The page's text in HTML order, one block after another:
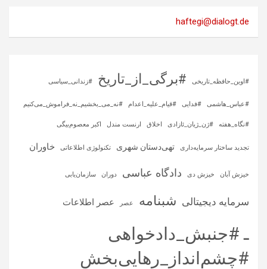
haftegi@dialogt.de
#اوین_حافظه_تاریخی #برگی_از_تاریخ #زندانی_سیاسی
#عباس_هاشمی #فدایی #قیام_علیه_اعدام #نه_می_بخشیم_نه_فراموش_می‌کنیم
#نگاه_هفته #ژن_ژیان_ئازادی اخلاق ارنست مندل اکبر معصوم‌بیگی
تجدید ساختار سرمایه‌داری تهی‌دستان شهری تکنولوژی اطلاعاتی خاوران
خیزش آبان خیزش دی دادگاه عباسی دوران سازمان‌یابی
سرمایه‌ دیجیتالی شبنامه عصر عصر اطلاعات
ـ #جنبش_دادخواهی
#چشم‌انداز_رهایی‌بخش